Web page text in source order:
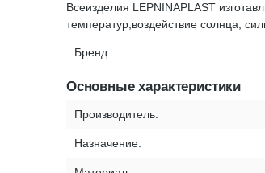
Всеизделия LEPNINAPLAST
температур,воздействие солнца,
Бренд:
Основные характеристики
Производитель:
Назначение: